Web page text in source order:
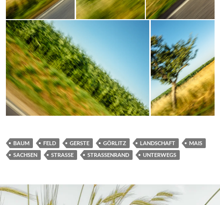
BAUM FELD GERSTE GÖRLITZ LANDSCHAFT
MAIS
SACHSEN
STRASSE STRASSENRAND UNTERWEGS